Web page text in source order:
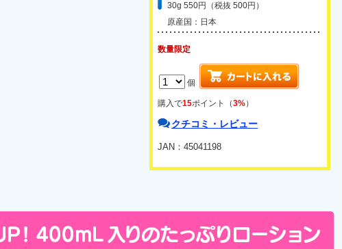
30g 550円（税抜 500円）
原産国：日本
数量限定
個
購入で15ポイント（3%）
クチコミ・レビュー
JAN：45041198